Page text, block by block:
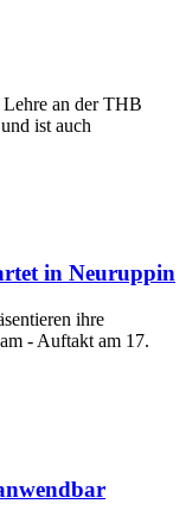
an der THB
ist auch
in Neuruppin
ihre
- Auftakt am 17.